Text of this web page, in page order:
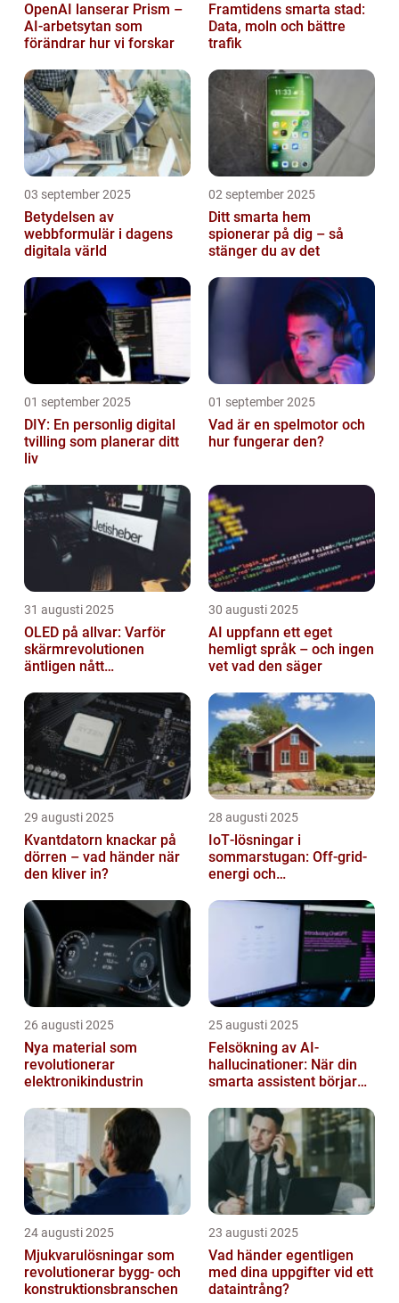
OpenAI lanserar Prism –
AI-arbetsytan som
förändrar hur vi forskar
Framtidens smarta stad:
Data, moln och bättre
trafik
03 september 2025
Betydelsen av
webbformulär i dagens
digitala värld
02 september 2025
Ditt smarta hem
spionerar på dig – så
stänger du av det
01 september 2025
DIY: En personlig digital
tvilling som planerar ditt
liv
01 september 2025
Vad är en spelmotor och
hur fungerar den?
31 augusti 2025
OLED på allvar: Varför
skärmrevolutionen
äntligen nått
30 augusti 2025
AI uppfann ett eget
hemligt språk – och ingen
vet vad den säger
29 augusti 2025
Kvantdatorn knackar på
dörren – vad händer när
den kliver in?
28 augusti 2025
IoT‑lösningar i
sommarstugan: Off‑grid-
energi och
26 augusti 2025
Nya material som
revolutionerar
elektronikindustrin
25 augusti 2025
Felsökning av AI-
hallucinationer: När din
smarta assistent börjar
24 augusti 2025
Mjukvarulösningar som
revolutionerar bygg- och
konstruktionsbranschen
23 augusti 2025
Vad händer egentligen
med dina uppgifter vid ett
dataintrång?